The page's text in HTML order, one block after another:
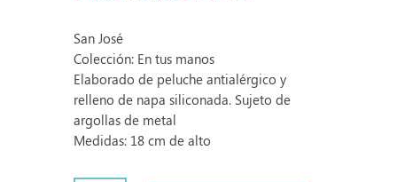
San José
Colección: En tus manos
Elaborado de peluche antialérgico y
relleno de napa siliconada. Sujeto de
argollas de metal
Medidas: 18 cm de alto